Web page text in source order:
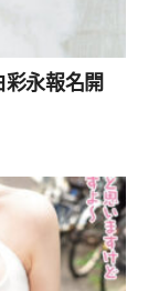
彩永報名開